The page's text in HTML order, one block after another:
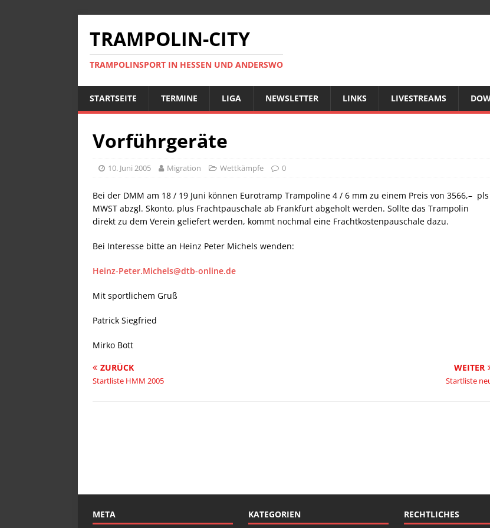
TRAMPOLIN-CITY
TRAMPOLINSPORT IN HESSEN UND ANDERSWO
STARTSEITE TERMINE LIGA NEWSLETTER LINKS LIVESTREAMS
Vorführgeräte
10. Juni 2005 Migration Wettkämpfe 0
Bei der DMM am 18 / 19 Juni können Eurotramp Trampoline 4 / 6 mm zu einem Preis von 3566,–  pls
MWST abzgl. Skonto, plus Frachtpauschale ab Frankfurt abgeholt werden. Sollte das Trampolin
direkt zu dem Verein geliefert werden, kommt nochmal eine Frachtkostenpauschale dazu.
Bei Interesse bitte an Heinz Peter Michels wenden:
Heinz-Peter.Michels@dtb-online.de
Mit sportlichem Gruß
Patrick Siegfried
Mirko Bott
ZURÜCK
Startliste HMM 2005
WEITER
Startliste
META KATEGORIEN RECHTLICHES